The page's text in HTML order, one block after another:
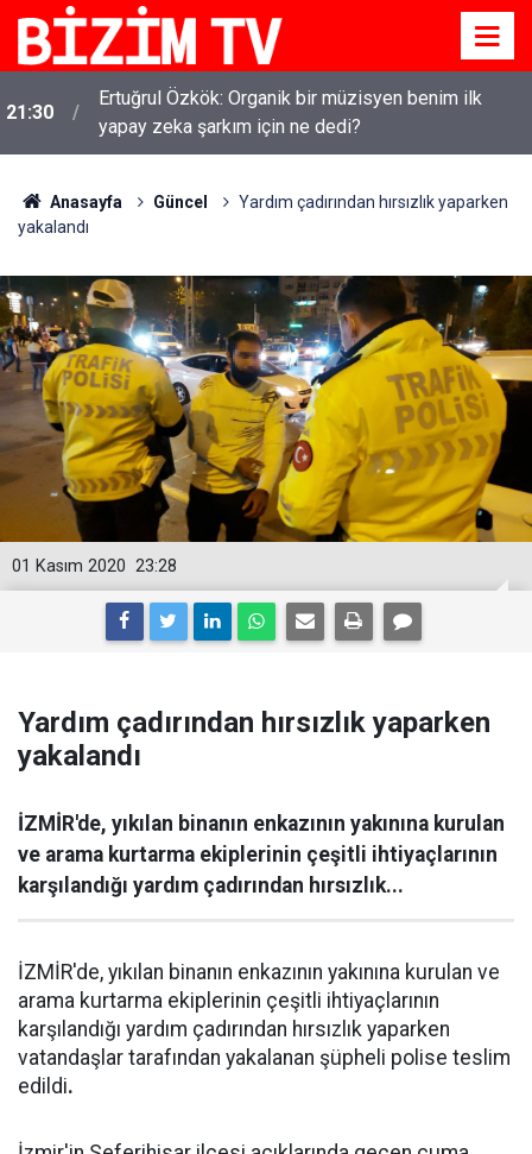
21:30
Ertuğrul Özkök: Organik bir müzisyen benim ilk
yapay zeka şarkım için ne dedi?
Anasayfa Güncel
Yardım çadırından hırsızlık yaparken
yakalandı
23:28
01 Kasım 2020
Yardım çadırından hırsızlık yaparken
yakalandı
İZMİR'de, yıkılan binanın enkazının yakınına kurulan
ve arama kurtarma ekiplerinin çeşitli ihtiyaçlarının
karşılandığı yardım çadırından hırsızlık...
İZMİR'de, yıkılan binanın enkazının yakınına kurulan ve
arama kurtarma ekiplerinin çeşitli ihtiyaçlarının
karşılandığı yardım çadırından hırsızlık yaparken
vatandaşlar tarafından yakalanan şüpheli polise teslim
edildi.